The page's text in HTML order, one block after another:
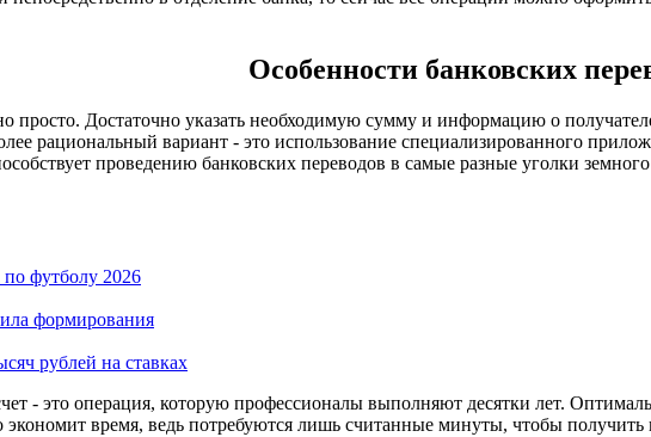
Особенности банковских
просто. Достаточно указать необходимую сумму и информацию о
рациональный вариант - это использование специализированного
проведению банковских переводов в самые разные уголки
футболу 2026
формирования
рублей на ставках
- это операция, которую профессионалы выполняют десятки лет.
время, ведь потребуются лишь считанные минуты, чтобы получить